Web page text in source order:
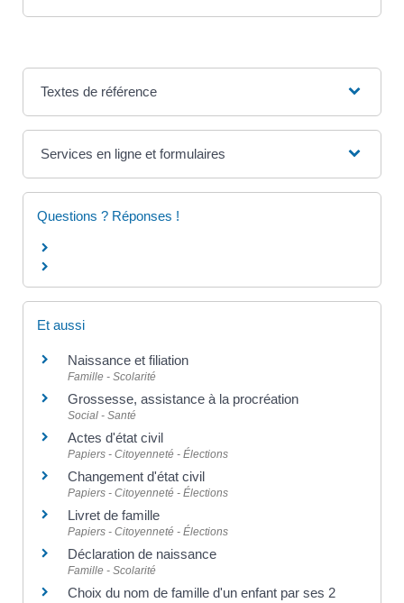
Textes de référence
Services en ligne et formulaires
Questions ? Réponses !
Et aussi
Naissance et filiation
Famille - Scolarité
Grossesse, assistance à la procréation
Social - Santé
Actes d'état civil
Papiers - Citoyenneté - Élections
Changement d'état civil
Papiers - Citoyenneté - Élections
Livret de famille
Papiers - Citoyenneté - Élections
Déclaration de naissance
Famille - Scolarité
Choix du nom de famille d'un enfant par ses 2